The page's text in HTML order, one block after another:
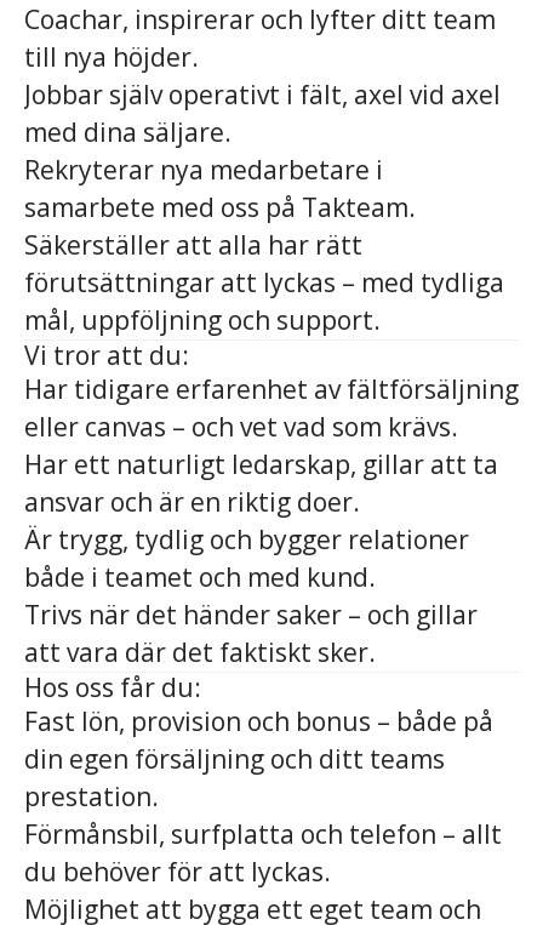
Coachar, inspirerar och lyfter ditt team
till nya höjder.
Jobbar själv operativt i fält, axel vid axel
med dina säljare.
Rekryterar nya medarbetare i
samarbete med oss på Takteam.
Säkerställer att alla har rätt
förutsättningar att lyckas – med tydliga
mål, uppföljning och support.
Vi tror att du:
Har tidigare erfarenhet av fältförsäljning
eller canvas – och vet vad som krävs.
Har ett naturligt ledarskap, gillar att ta
ansvar och är en riktig doer.
Är trygg, tydlig och bygger relationer
både i teamet och med kund.
Trivs när det händer saker – och gillar
att vara där det faktiskt sker.
Hos oss får du:
Fast lön, provision och bonus – både på
din egen försäljning och ditt teams
prestation.
Förmånsbil, surfplatta och telefon – allt
du behöver för att lyckas.
Möjlighet att bygga ett eget team och